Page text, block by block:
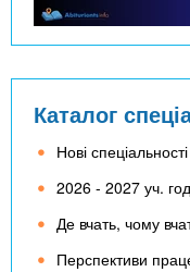
Каталог
Нові спеціальності
2026 - 2027 уч. год
Де вчать, чому
Перспективи